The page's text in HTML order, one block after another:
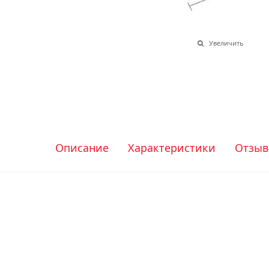
Увеличить
Описание Характеристики